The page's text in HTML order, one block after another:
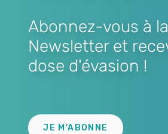
Abonnez-vous à la
Newsletter et
dose d'évasion !
JE M'ABONNE